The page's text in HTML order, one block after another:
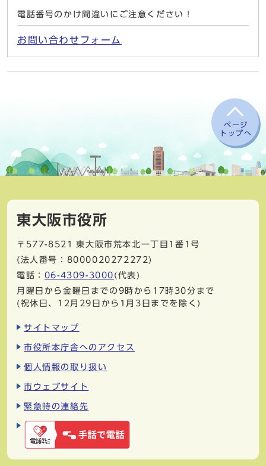
電話番号のかけ間違いにご注意ください！
お問い合わせフォーム
ページ
トップへ
東大阪市役所
〒577-8521
東大阪市荒本北一丁目1番1号
(法人番号：8000020272272)
電話： 06-4309-3000 (代表)
月曜日から金曜日までの9時から17時30分まで
(祝休日、12月29日から1月3日までを除く)
サイトマップ
市役所本庁舎へのアクセス
個人情報の取り扱い
市ウェブサイト
緊急時の連絡先